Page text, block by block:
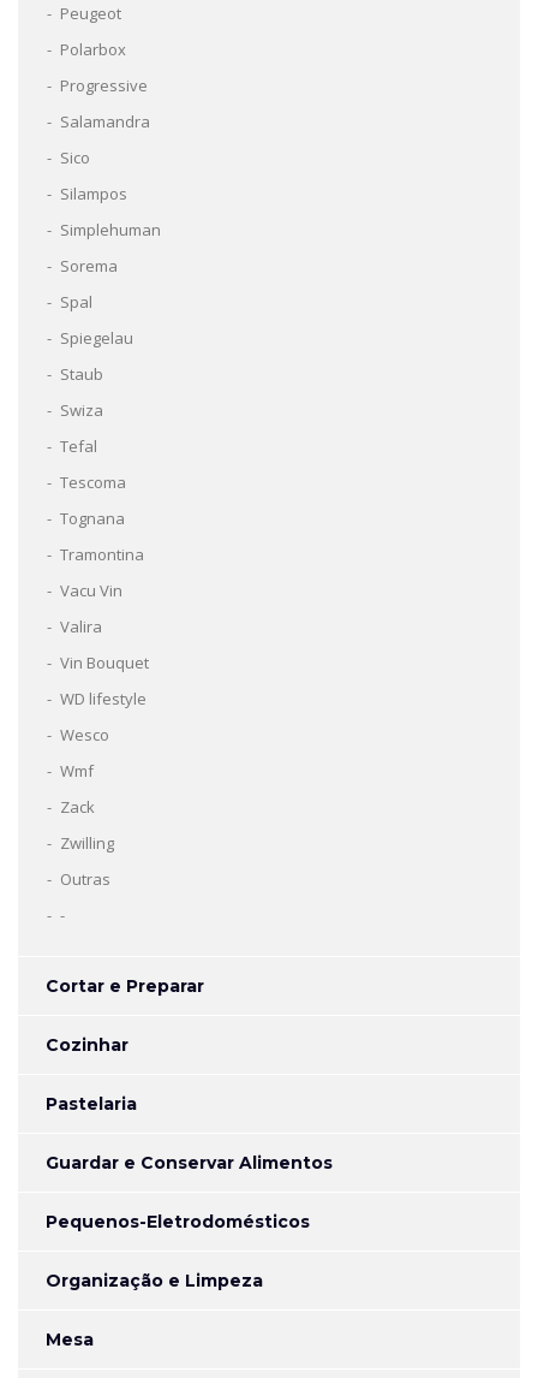
Peugeot
Polarbox
Progressive
Salamandra
Sico
Silampos
Simplehuman
Sorema
Spal
Spiegelau
Staub
Swiza
Tefal
Tescoma
Tognana
Tramontina
Vacu Vin
Valira
Vin Bouquet
WD lifestyle
Wesco
Wmf
Zack
Zwilling
Outras
-
Cortar e Preparar
Cozinhar
Pastelaria
Guardar e Conservar Alimentos
Pequenos-Eletrodomésticos
Organização e Limpeza
Mesa